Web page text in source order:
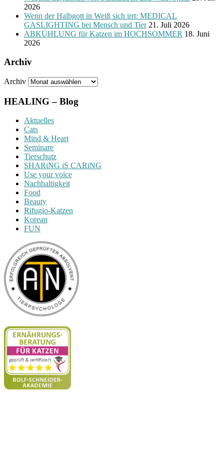
2026
Wenn der Halbgott in Weiß sich irrt: MEDICAL
GASLIGHTING bei Mensch und Tier 21. Juli 2026
ABKÜHLUNG für Katzen im HOCHSOMMER 18. Juni
2026
Archiv
Archiv
HEALING – Blog
Aktuelles
Cats
Mind & Heart
Seminare
Tierschutz
SHARiNG iS CARiNG
Use your voice
Nachhaltigkeit
Food
Beauty
Rifugio-Katzen
Korean
FUN